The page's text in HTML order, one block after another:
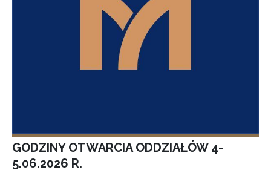
GODZINY OTWARCIA ODDZIAŁÓW 4-
5.06.2026 R.